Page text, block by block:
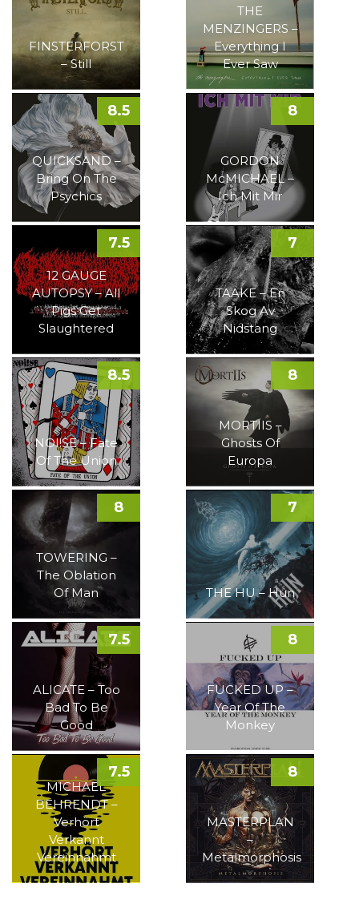
FINSTERFORST
– Still
THE
MENZINGERS –
Everything I
Ever Saw
QUICKSAND –
Bring On The
Psychics
8.5
GORDON
McMICHAEL –
Ich Mit Mir
8
12 GAUGE
AUTOPSY – All
Pigs Get
Slaughtered
7.5
TAAKE – En
Skog Av
Nidstang
7
NOI!SE – Fate
Of The Union
8.5
MORTIIS –
Ghosts Of
Europa
8
TOWERING –
The Oblation
Of Man
8
THE HU – Hun
7
ALICATE – Too
Bad To Be
Good
7.5
FUCKED UP –
Year Of The
Monkey
8
MICHAEL
BEHRENDT –
Verhört
Verkannt
Vereinnahmt
7.5
MASTERPLAN
–
Metalmorphosis
8